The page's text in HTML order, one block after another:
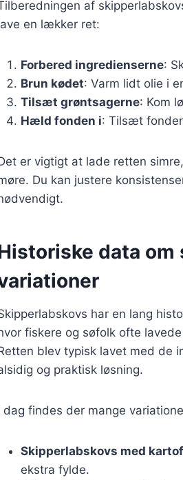
af
en lækker ret:
Forbered ingredienserne:
Brun kødet: Varm lidt olie i
Tilsæt grøntsagerne: Kom
Hæld fonden i: Tilsæt
er vigtigt at lade retten
Du kan justere
data
har en lang
fiskere og søfolk ofte
blev typisk lavet med de
og praktisk løsning.
dag findes der mange
Skipperlabskovs med
ekstra fylde.